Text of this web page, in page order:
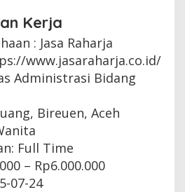
Kerja
: Jasa Raharja
www.jasaraharja.co.id/
Administrasi Bidang
Bireuen, Aceh
Full Time
– Rp6.000.000
07-24